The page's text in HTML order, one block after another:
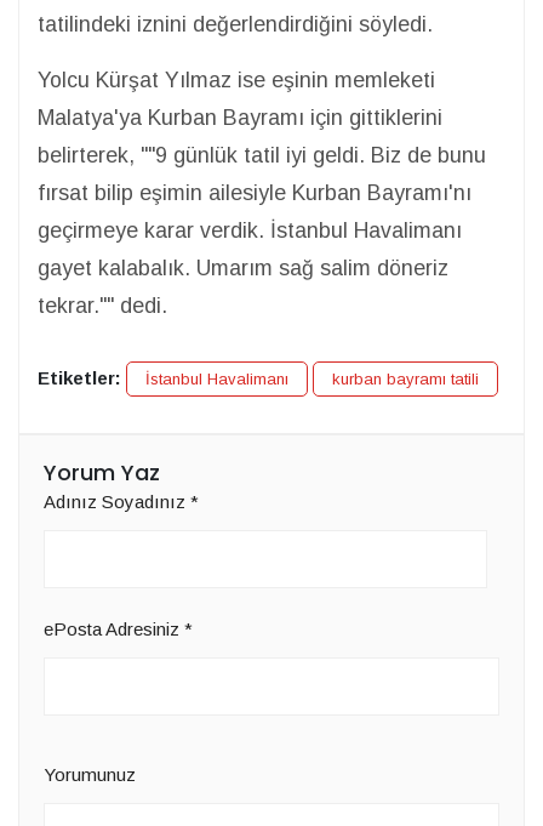
tatilindeki iznini değerlendirdiğini söyledi.
Yolcu Kürşat Yılmaz ise eşinin memleketi
Malatya'ya Kurban Bayramı için gittiklerini
belirterek, ""9 günlük tatil iyi geldi. Biz de bunu
fırsat bilip eşimin ailesiyle Kurban Bayramı'nı
geçirmeye karar verdik. İstanbul Havalimanı
gayet kalabalık. Umarım sağ salim döneriz
tekrar."" dedi.
Etiketler: İstanbul Havalimanı kurban bayramı tatili
Yorum Yaz
Adınız Soyadınız *
ePosta Adresiniz *
Yorumunuz